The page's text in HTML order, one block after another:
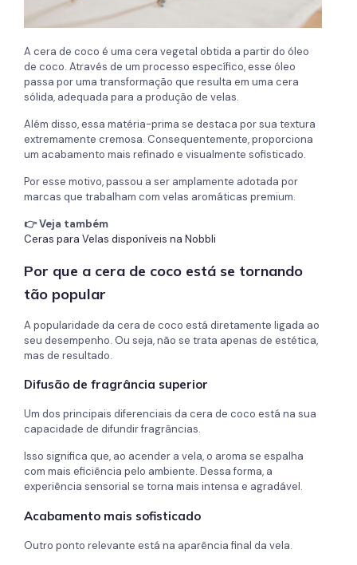
A cera de coco é uma cera vegetal obtida a partir do óleo
de coco. Através de um processo específico, esse óleo
passa por uma transformação que resulta em uma cera
sólida, adequada para a produção de velas.
Além disso, essa matéria-prima se destaca por sua textura
extremamente cremosa. Consequentemente, proporciona
um acabamento mais refinado e visualmente sofisticado.
Por esse motivo, passou a ser amplamente adotada por
marcas que trabalham com velas aromáticas premium.
👉 Veja também
Ceras para Velas disponíveis na Nobbli
Por que a cera de coco está se tornando
tão popular
A popularidade da cera de coco está diretamente ligada ao
seu desempenho. Ou seja, não se trata apenas de estética,
mas de resultado.
Difusão de fragrância superior
Um dos principais diferenciais da cera de coco está na sua
capacidade de difundir fragrâncias.
Isso significa que, ao acender a vela, o aroma se espalha
com mais eficiência pelo ambiente. Dessa forma, a
experiência sensorial se torna mais intensa e agradável.
Acabamento mais sofisticado
Outro ponto relevante está na aparência final da vela.